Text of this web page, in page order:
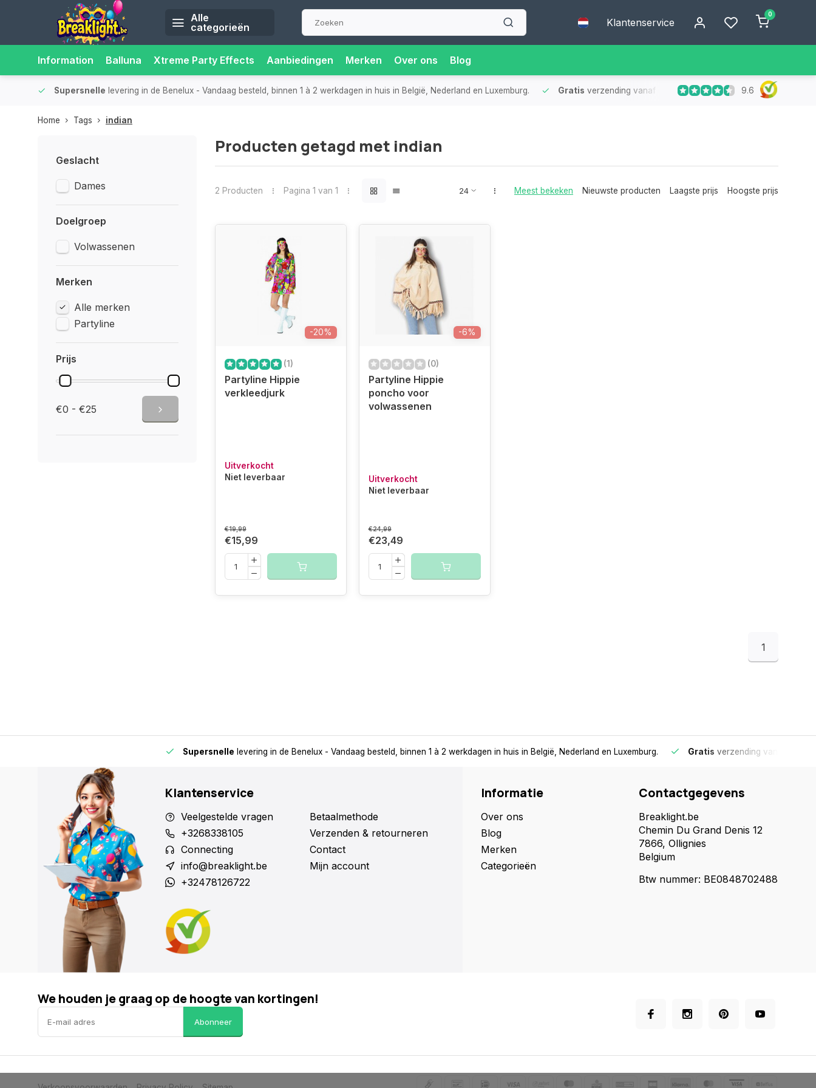
Alle
categorieën
Klantenservice
0
Information Balluna Xtreme Party Effects Aanbiedingen Merken Over ons Blog
Supersnelle levering in de Benelux - Vandaag besteld, binnen 1 à 2 werkdagen in huis in België, Nederland en Luxemburg. Gratis verzending vanaf €75 - Geen verzendkosten bij
9.6
Home Tags indian
Geslacht
Dames
Doelgroep
Volwassenen
Merken
Alle merken
Partyline
Prijs
€0 - €25
Producten getagd met indian
2 Producten Pagina 1 van 1 Meest bekeken Nieuwste producten Laagste prijs Hoogste prijs
-20%
(1)
Partyline Hippie
verkleedjurk
Uitverkocht
Niet leverbaar
€19,99
€15,99
-6%
(0)
Partyline Hippie
poncho voor
volwassenen
Uitverkocht
Niet leverbaar
€24,99
€23,49
1
Supersnelle levering in de Benelux - Vandaag besteld, binnen 1 à 2 werkdagen in huis in België, Nederland en Luxemburg. Gratis verzending vanaf €75
Klantenservice
Veelgestelde vragen
+3268338105
Connecting
info@breaklight.be
+32478126722
Betaalmethode
Verzenden & retourneren
Contact
Mijn account
Informatie
Over ons
Blog
Merken
Categorieën
Contactgegevens
Breaklight.be
Chemin Du Grand Denis 12
7866, Ollignies
Belgium
Btw nummer: BE0848702488
We houden je graag op de hoogte van kortingen!
Abonneer